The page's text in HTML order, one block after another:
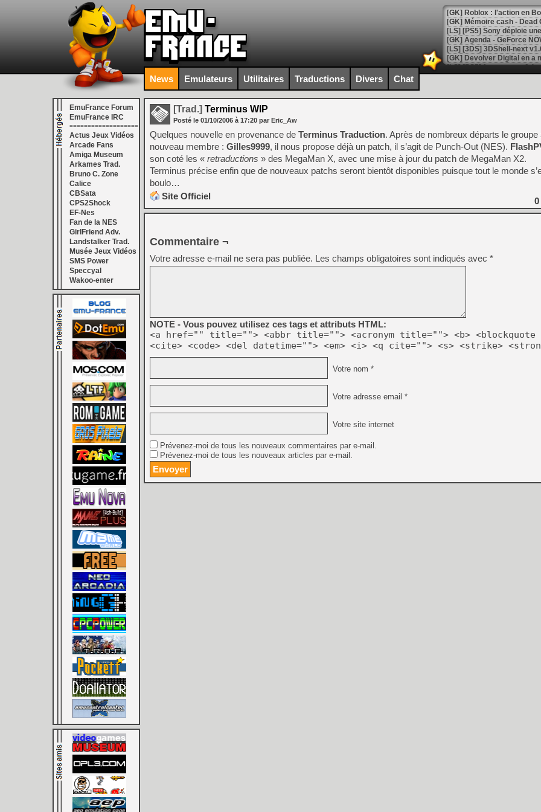
[GK] Roblox : l'action en
[GK] Agenda - GeForce
[GK] Devolver Digital en a
[LS] [PS5] ps5-y2jb-
[GK] Pourquoi Marvel
[GK] Test : Restory : Chill
[GK] GTA 6 : Rockstar
[GK] Hot Wheels Infinite
[GK] Mémoire cash -
[GK] Résultats Nintendo :
[GK] Déjà des
[Mo5] Brickboy cherche à
[GK] Minecraft et ses «
[GK] Beast of
[GK] Ubisoft : fin de partie
[GK] Mémoire cash -
[GK] Dan Houser (GTA)
[GK] Comment EA Sports
[GK] Crimson Moon : un
[GK] Isle of Reveries : le
[GK] Moonlighter 2 : The
[GK] Capcom relance
[Mo5] Deux inédits du
[GK] Le beat'em up The
[GK] Endless Legend 2 :
[LS] [PS5] Le WebKit
[GK] Oubliez Crazy Taxi,
[LS] [Switch] NSZ 5.0.0
[GK] Bethesda fête les 30
News Emulateurs Utilitaires Traductions Divers Chat
EmuFrance Forum
EmuFrance IRC
===================
Actus Jeux Vidéos
Arcade Fans
Amiga Museum
Arkames Trad.
Bruno C. Zone
Calice
CBSata
CPS2Shock
EF-Nes
Fan de la NES
GirlFriend Adv.
Landstalker Trad.
Musée Jeux Vidéos
SMS Power
Speccyal
Wakoo-enter
[Trad.] Terminus WIP
Posté le 01/10/2006 à 17:20 par Eric_Aw
Quelques nouvelle en provenance de Terminus Traduction. Après de nombreux départs le groupe
nouveau membre : Gilles9999, il nous propose déjà un patch, il s’agit de Punch-Out (NES).
son coté les « retraductions » des MegaMan X, avec une mise à jour du patch de MegaMan X2.
Terminus précise enfin que de nouveaux patchs seront bientôt disponibles puisque tout le monde
boulo…
Site Officiel
0
Commentaire ¬
Votre adresse e-mail ne sera pas publiée. Les champs obligatoires sont indiqués avec *
NOTE - Vous pouvez utilisez ces tags et attributs HTML:
<a href="" title=""> <abbr title=""> <acronym title=""> <b> <blockquote
<cite> <code> <del datetime=""> <em> <i> <q cite=""> <s> <strike>
Votre nom *
Votre adresse email *
Votre site internet
Prévenez-moi de tous les nouveaux commentaires par e-mail.
Prévenez-moi de tous les nouveaux articles par e-mail.